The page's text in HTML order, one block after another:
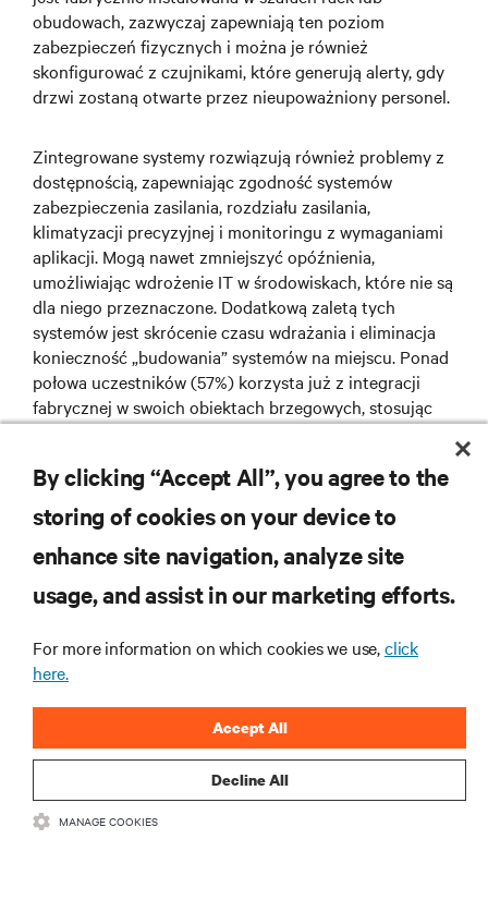
obudowach, zazwyczaj zapewniają ten poziom
zabezpieczeń fizycznych i można je również
skonfigurować z czujnikami, które generują alerty, gdy
drzwi zostaną otwarte przez nieupoważniony personel.
Zintegrowane systemy rozwiązują również problemy z
dostępnością, zapewniając zgodność systemów
zabezpieczenia zasilania, rozdziału zasilania,
klimatyzacji precyzyjnej i monitoringu z wymaganiami
aplikacji. Mogą nawet zmniejszyć opóźnienia,
umożliwiając wdrożenie IT w środowiskach, które nie są
dla niego przeznaczone. Dodatkową zaletą tych
systemów jest skrócenie czasu wdrażania i eliminacja
konieczność „budowania” systemów na miejscu. Ponad
połowa uczestników (57%) korzysta już z integracji
fabrycznej w swoich obiektach brzegowych, stosując
systemy instalowane w jednej szafie lub moduły
By clicking “Accept All”, you agree to the
storing of cookies on your device to
enhance site navigation, analyze site
usage, and assist in our marketing efforts.
For more information on which cookies we use,click
here.
Decline All
Accept All
MANAGE COOKIES